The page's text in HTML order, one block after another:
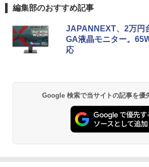
編集部のおすすめ記事
JAPANNEXT、2万円
GA液晶モニター。
応
Google 検索で当サイトの記事を優